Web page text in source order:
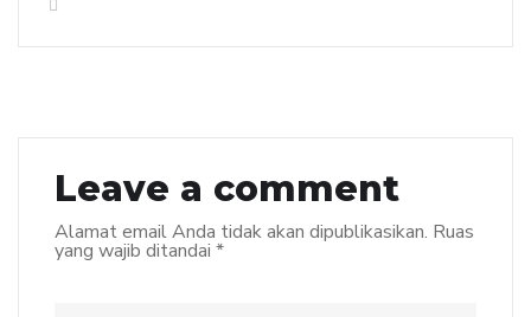
Leave a comment
Alamat email Anda tidak akan dipublikasikan. Ruas
yang wajib ditandai *